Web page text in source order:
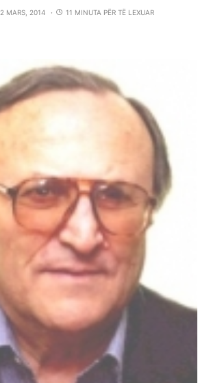
MARS, 2014
11 MINUTA PËR TË LEXUAR